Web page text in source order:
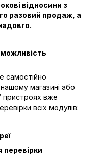
відносини з
разовий продаж, а
самостійно
магазині або
пристроях вже
всіх модулів: